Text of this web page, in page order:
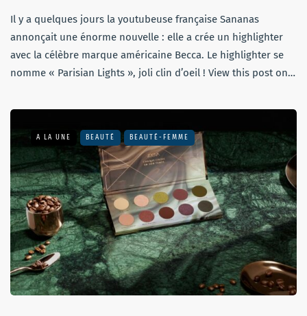
Il y a quelques jours la youtubeuse française Sananas
annonçait une énorme nouvelle : elle a crée un highlighter
avec la célèbre marque américaine Becca. Le highlighter se
nomme « Parisian Lights », joli clin d’oeil ! View this post on…
A LA UNE BEAUTÉ BEAUTÉ-FEMME